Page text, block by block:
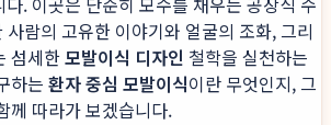
람의 고유한 이야기와 얼굴의 조화, 그리
섬세한모발이식 디자인 철학을 실천하는
하는 환자 중심 모발이식이란 무엇인지, 그
께 따라가 보겠습니다.